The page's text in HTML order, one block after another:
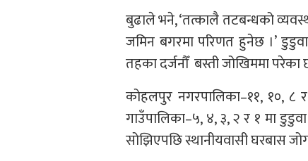
बुढाले भने, ‘तत्कालै तटबन्धको
जमिन बगरमा परिणत हुनेछ ।’
तहका दर्जनौँ बस्ती जोखिममा परेका
कोहलपुर नगरपालिका–११, १०, ८
गाउँपालिका–५, ४, ३, २ र १ मा
सोझिएपछि स्थानीयवासी घरबास